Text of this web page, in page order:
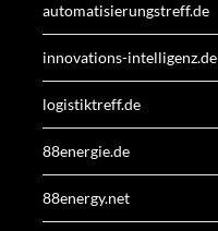
automatisierungstreff.de
innovations-intelligenz.de
logistiktreff.de
88energie.de
88energy.net